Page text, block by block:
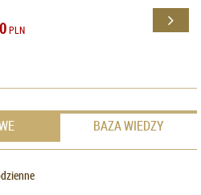
PLN
BAZA WIEDZY